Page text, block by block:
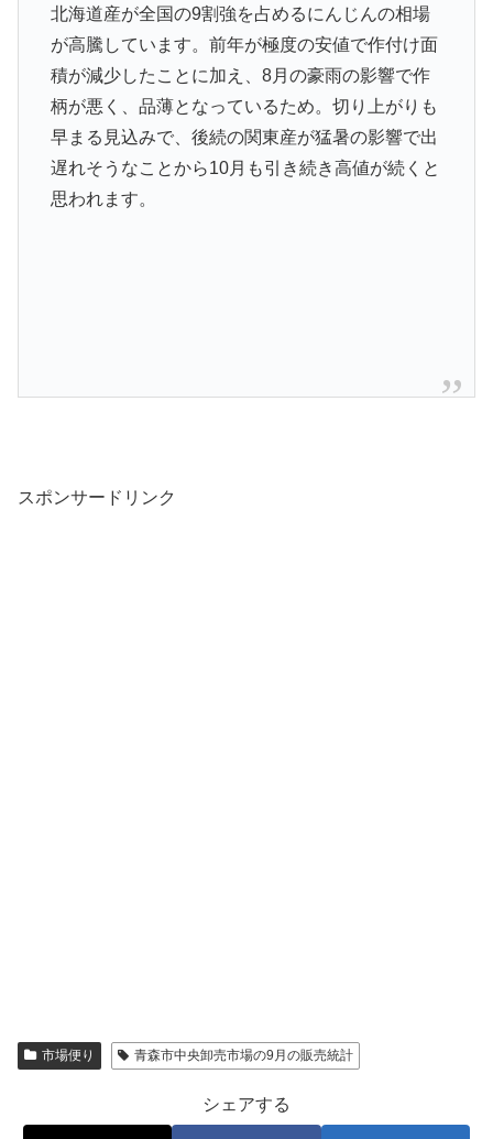
北海道産が全国の9割強を占めるにんじんの相場
が高騰しています。前年が極度の安値で作付け面
積が減少したことに加え、8月の豪雨の影響で作
柄が悪く、品薄となっているため。切り上がりも
早まる見込みで、後続の関東産が猛暑の影響で出
遅れそうなことから10月も引き続き高値が続くと
思われます。
スポンサードリンク
市場便り 青森市中央卸売市場の9月の販売統計
シェアする